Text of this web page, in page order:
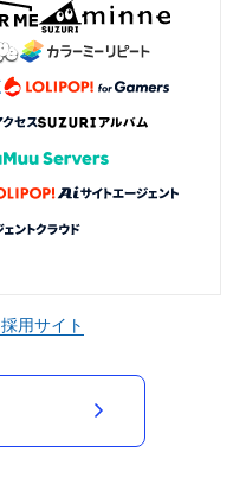
採用サイト